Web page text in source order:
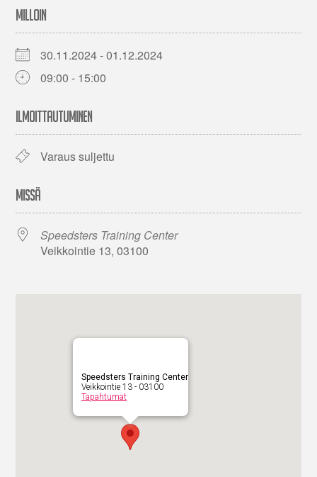
MILLOIN
30.11.2024 - 01.12.2024
09:00 - 15:00
ILMOITTAUTUMINEN
Varaus suljettu
MISSÄ
Speedsters Training Center
Veikkointie 13, 03100
Speedsters Training Center
Veikkointie 13 - 03100
Tapahtumat